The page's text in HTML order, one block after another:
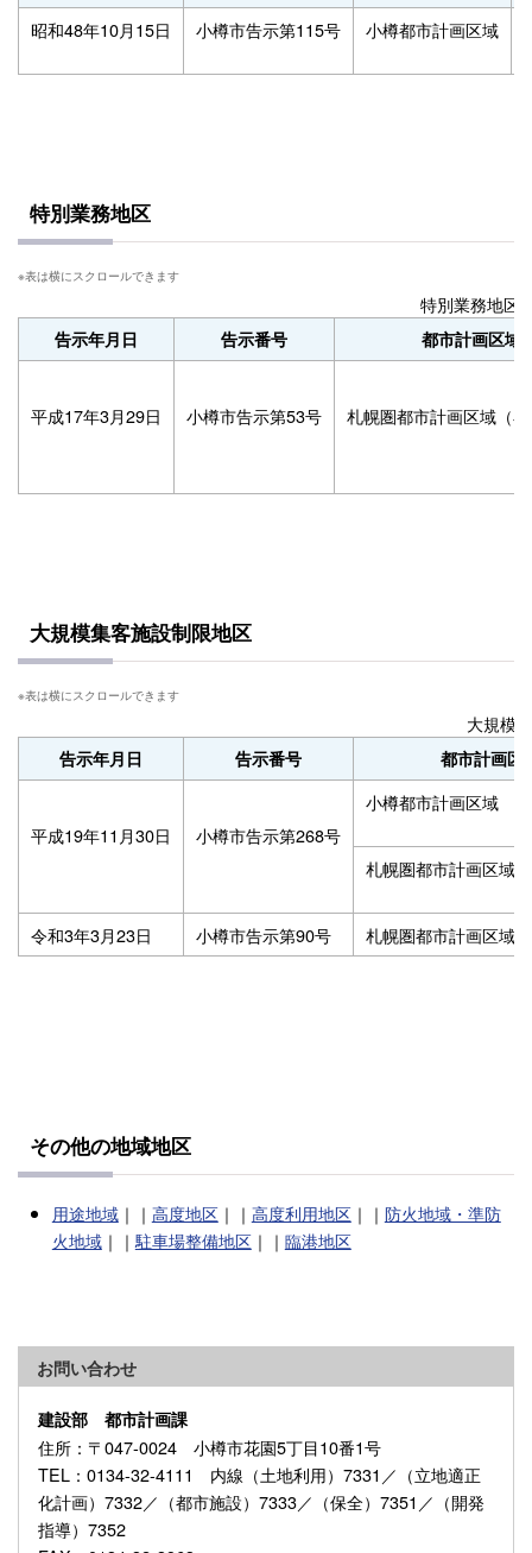
昭和48年10月15日 小樽市告示第115号 小樽都市計画区域
特別業務地区
特別業務地区
告示年月日 告示番号 都市計画区域
平成17年3月29日 小樽市告示第53号 札幌圏都市計画区域（
大規模集客施設制限地区
大規模
告示年月日 告示番号 都市計画区
平成19年11月30日 小樽市告示第268号
小樽都市計画区域
札幌圏都市計画区域
令和3年3月23日 小樽市告示第90号 札幌圏都市計画区域
その他の地域地区
用途地域｜｜ 高度地区｜｜ 高度利用地区｜｜ 防火地域・準防
火地域｜｜駐車場整備地区｜｜ 臨港地区
お問い合わせ
建設部 都市計画課
住所 ：〒047-0024 小樽市花園5丁目10番1号
TEL ：0134-32-4111 内線（土地利用）7331／（立地適正
化計画）7332／（都市施設）7333／（保全）7351／（開発
指導）7352